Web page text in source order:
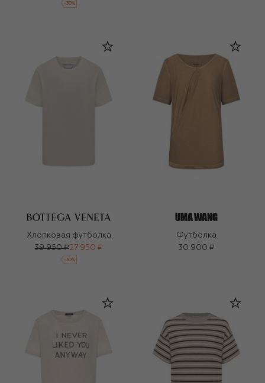
-30%
Хлопковая футболка
39 950 ₽27 950 ₽
-30%
Футболка
30 900 ₽